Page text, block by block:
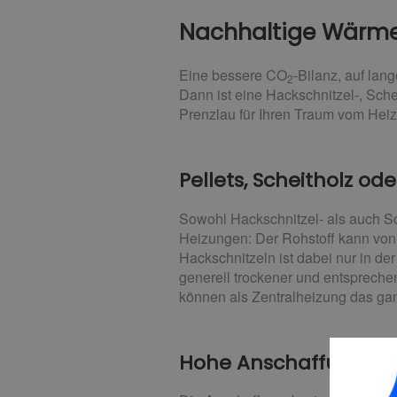
Nachhaltige
Eine bessere CO2-Bilanz, auf
Dann ist eine Hackschnitzel-,
Prenzlau für Ihren Traum vom
Pellets, Scheitholz
Sowohl Hackschnitzel- als auch
Heizungen: Der Rohstoff kann
Hackschnitzeln ist dabei nur in
generell trockener und
können als Zentralheizung das
Hohe